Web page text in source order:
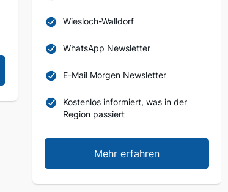
Wiesloch-Walldorf
WhatsApp Newsletter
E-Mail Morgen Newsletter
Kostenlos informiert, was in der
Region passiert
Mehr erfahren